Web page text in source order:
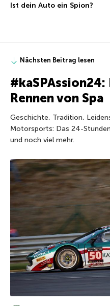
Ist dein Auto ein Spion?
Nächsten Beitrag lesen
Rennen von Spa
Geschichte, Tradition,
Motorsports: Das 24-
und noch viel mehr.